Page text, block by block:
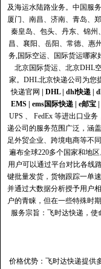
及海运水陆路业务。中国服
厦门、南昌、济南、青岛、
秦皇岛、包头、丹东、锦
昌、襄阳、岳阳、常德、惠
务,国际空运、国际货运哪
北京国际货运、北京DHL
家。DHL北京快递公司为您
快递官网
DHL| dhl快递|
EMS| ems国际快递| e邮宝|
UPS 、 FedEx 等进出口业
递公司的服务范围广泛，涵
足外贸企业、跨境电商等不
遍布全球220多个国家和地
用户可以通过平台对比各线
键批量发货，货物跟踪一单
并通过大数据分析授予用户
户的青睐，但在一些特殊时
服务宗旨：飞时达快递，
价格优势：飞时达快递提供